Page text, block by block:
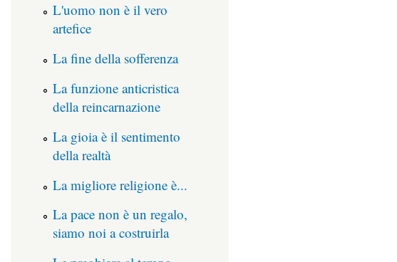
L'uomo non è il vero
artefice
La fine della sofferenza
La funzione anticristica
della reincarnazione
La gioia è il sentimento
della realtà
La migliore religione è...
La pace non è un regalo,
siamo noi a costruirla